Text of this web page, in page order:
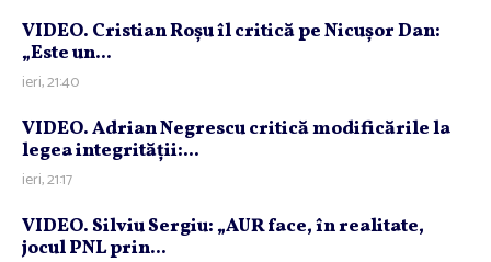
VIDEO. Cristian Roşu îl critică pe Nicuşor Dan:
„Este un...
ieri, 21:40
VIDEO. Adrian Negrescu critică modificările la
legea integrităţii:...
ieri, 21:17
VIDEO. Silviu Sergiu: „AUR face, în realitate,
jocul PNL prin...